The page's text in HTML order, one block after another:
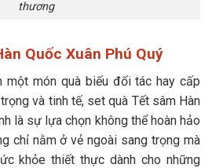
thương
Quốc Xuân Phú Quý
một món quà biếu đối tác hay cấp
và tinh tế, set quà Tết sâm Hàn
là sự lựa chọn không thể hoàn hảo
chỉ nằm ở vẻ ngoài sang trọng mà
khỏe thiết thực dành cho những